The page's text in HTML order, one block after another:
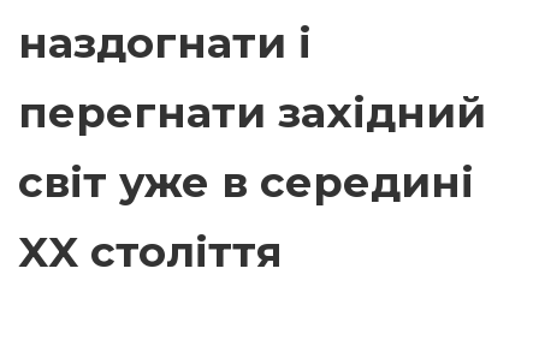
наздогнати і
перегнати західний
світ уже в середині
XX століття